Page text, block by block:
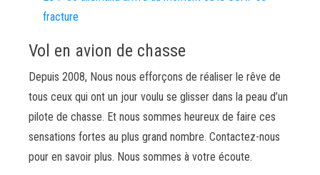
fracture
Vol en avion de chasse
Depuis 2008, Nous nous efforçons de réaliser le rêve de
tous ceux qui ont un jour voulu se glisser dans la peau d’un
pilote de chasse. Et nous sommes heureux de faire ces
sensations fortes au plus grand nombre. Contactez-nous
pour en savoir plus. Nous sommes à votre écoute.